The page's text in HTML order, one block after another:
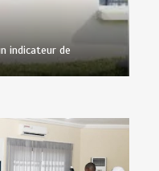
indicateur de